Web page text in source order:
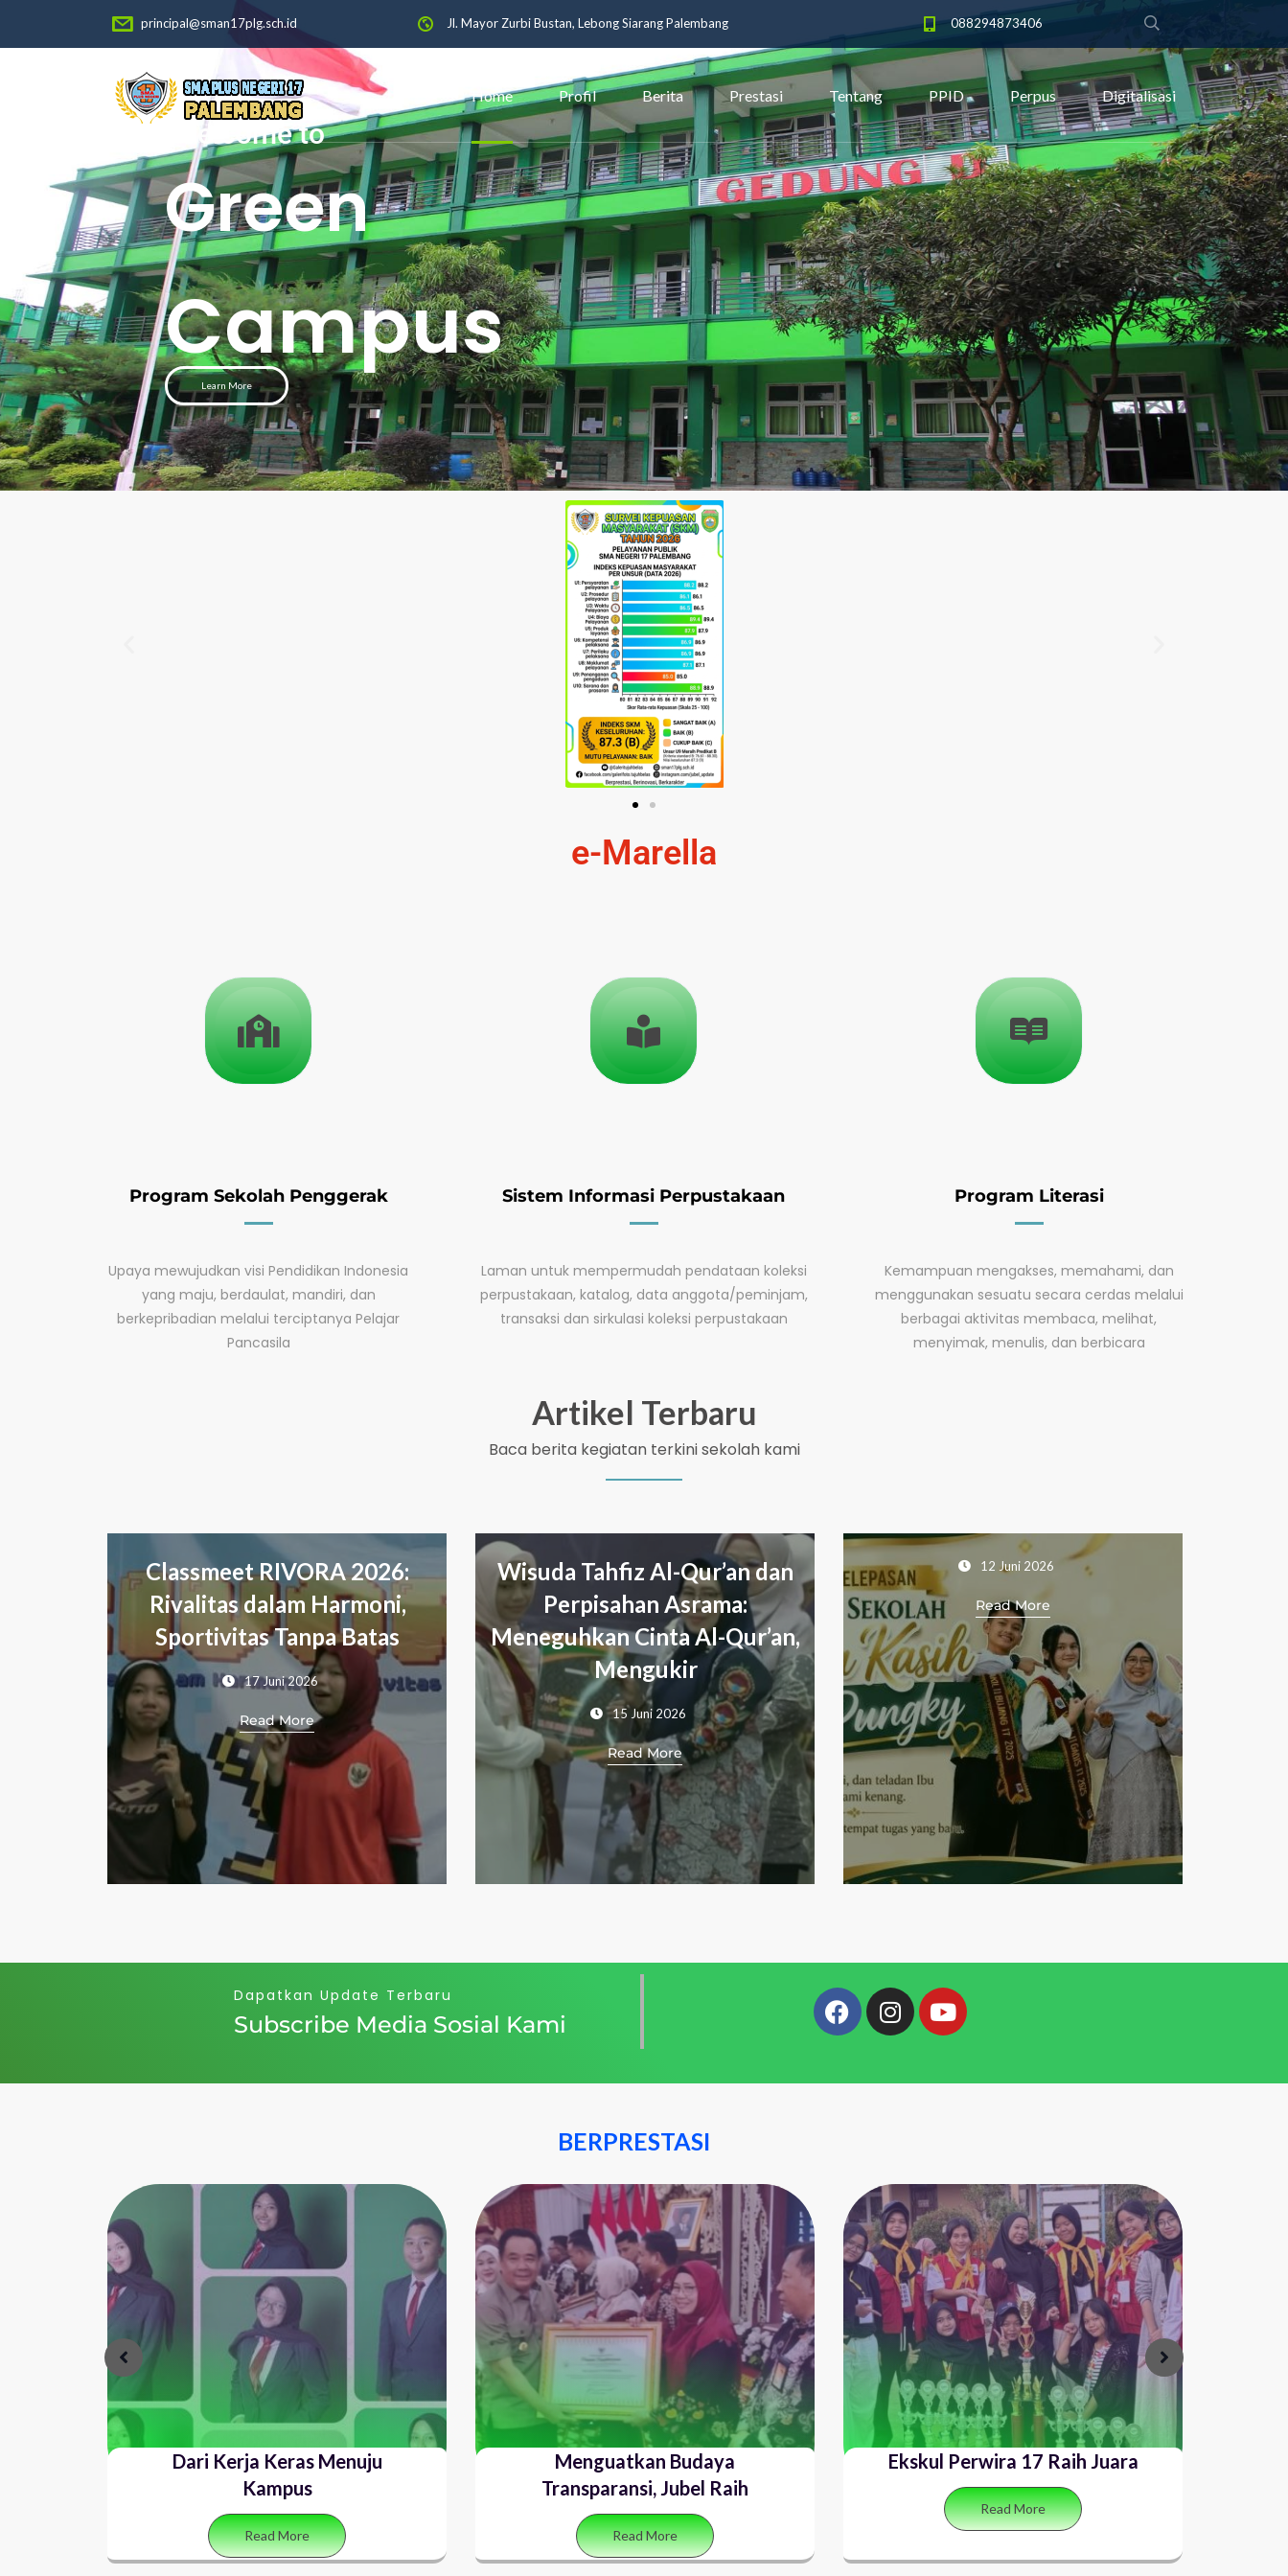
principal@sman17plg.sch.id Jl. Mayor Zurbi Bustan, Lebong Siarang Palembang 088294873406
Home Profil Berita Prestasi Tentang PPID Perpus Digitalisasi
Welcome to
Green
Campus
Learn More
e-Marella
Program Sekolah Penggerak
Upaya mewujudkan visi Pendidikan Indonesia
yang maju, berdaulat, mandiri, dan
berkepribadian melalui terciptanya Pelajar
Pancasila
Sistem Informasi Perpustakaan
Laman untuk mempermudah pendataan koleksi
perpustakaan, katalog, data anggota/peminjam,
transaksi dan sirkulasi koleksi perpustakaan
Program Literasi
Kemampuan mengakses, memahami, dan
menggunakan sesuatu secara cerdas melalui
berbagai aktivitas membaca, melihat,
menyimak, menulis, dan berbicara
Artikel Terbaru
Baca berita kegiatan terkini sekolah kami
RIVORA 2026:
dalam Harmoni,
Tanpa Batas
Wisuda Tahfiz Al-Qur’an dan
Perpisahan Asrama:
Meneguhkan Cinta Al-Qur’an,
Mengukir
Read More
12 Juni 2026
Read More
Meneguhkan Nilai
Melalui Upacara Hari
Pancasila 2026
02 Juni 2026
Read More
Dapatkan Update Terbaru
Subscribe Media Sosial Kami
BERINOVASI
Dari Kerja Keras Menuju
Read More
Menguatkan Budaya
Transparansi, Jubel Raih
Read More
Ekskul Perwira 17 Raih Juara
Read More